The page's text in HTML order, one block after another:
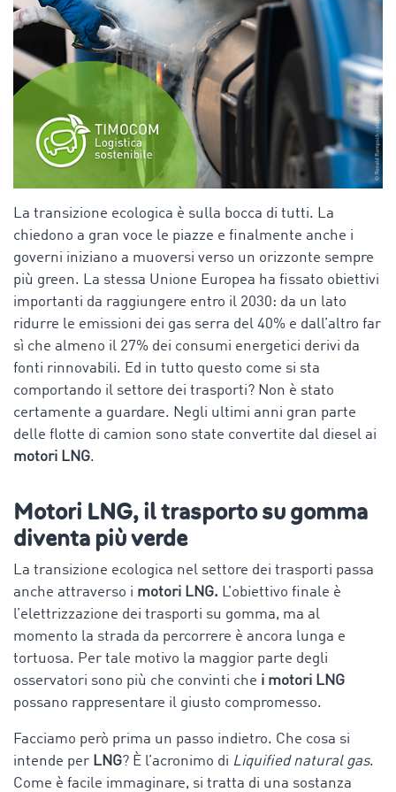
La transizione ecologica è sulla bocca di tutti. La
chiedono a gran voce le piazze e finalmente anche i
governi iniziano a muoversi verso un orizzonte sempre
più green. La stessa Unione Europea ha fissato obiettivi
importanti da raggiungere entro il 2030: da un lato
ridurre le emissioni dei gas serra del 40% e dall’altro far
sì che almeno il 27% dei consumi energetici derivi da
fonti rinnovabili. Ed in tutto questo come si sta
comportando il settore dei trasporti? Non è stato
certamente a guardare. Negli ultimi anni gran parte
delle flotte di camion sono state convertite dal diesel ai
motori LNG.
Motori LNG, il trasporto su gomma
diventa più verde
La transizione ecologica nel settore dei trasporti passa
anche attraverso i motori LNG. L’obiettivo finale è
l’elettrizzazione dei trasporti su gomma, ma al
momento la strada da percorrere è ancora lunga e
tortuosa. Per tale motivo la maggior parte degli
osservatori sono più che convinti che i motori LNG
possano rappresentare il giusto compromesso.
Facciamo però prima un passo indietro. Che cosa si
intende per LNG? È l’acronimo di Liquified natural gas.
Come è facile immaginare, si tratta di una sostanza